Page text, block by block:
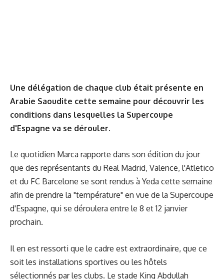
Une délégation de chaque club était présente en
Arabie Saoudite cette semaine pour découvrir les
conditions dans lesquelles la Supercoupe
d'Espagne va se dérouler.
Le quotidien Marca rapporte dans son édition du jour
que des représentants du Real Madrid, Valence, l'Atletico
et du FC Barcelone se sont rendus à Yeda cette semaine
afin de prendre la "température" en vue de la Supercoupe
d'Espagne, qui se déroulera entre le 8 et 12 janvier
prochain.
Il en est ressorti que le cadre est extraordinaire, que ce
soit les installations sportives ou les hôtels
sélectionnés par les clubs. Le stade King Abdullah